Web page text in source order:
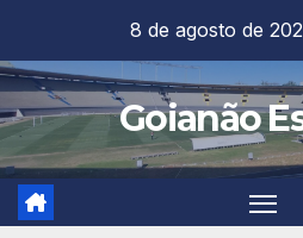
content
8 de agosto de
Goianão